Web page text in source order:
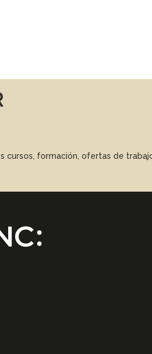
cursos, formación, ofertas de